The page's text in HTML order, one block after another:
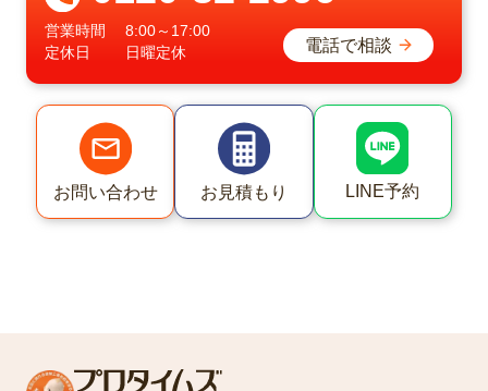
営業時間
8:00～17:00
定休日
日曜定休 電話で相談
お問い合わせ お見積もり LINE予約